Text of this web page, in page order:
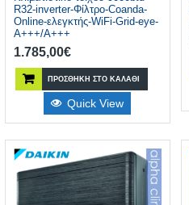
R32-inverter-Φίλτρο-Coanda-
Online-ελεγκτής-WiFi-Grid-eye-
A+++/A+++
1.785,00€
ΠΡΟΣΘΉΚΗ ΣΤΟ ΚΑΛΆΘΙ
Quick View